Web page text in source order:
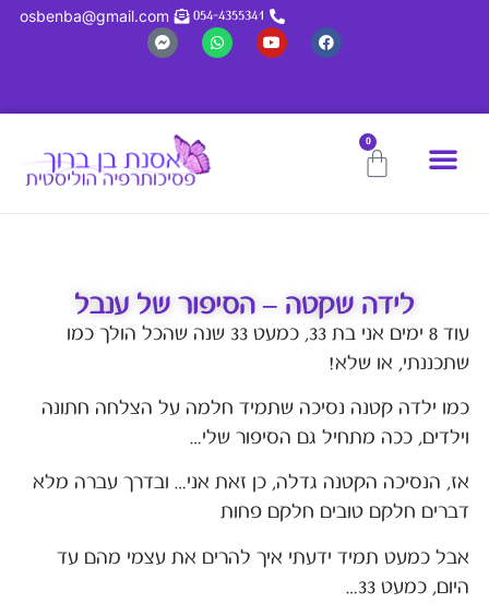
054-4355341
osbenba@gmail.com
0
לידה שקטה – הסיפור של ענבל
עוד 8 ימים אני בת 33, כמעט 33 שנה שהכל הולך כמו
שתכננתי, או שלא!
כמו ילדה קטנה נסיכה שתמיד חלמה על הצלחה חתונה
וילדים, ככה מתחיל גם הסיפור שלי…
אז, הנסיכה הקטנה גדלה, כן זאת אני… ובדרך עברה מלא
דברים חלקם טובים חלקם פחות
אבל כמעט תמיד ידעתי איך להרים את עצמי מהם עד
היום, כמעט 33…